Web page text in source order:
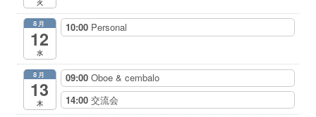
8月
12
水
10:00 Personal
8月
13
木
09:00 Oboe & cembalo
14:00 交流会